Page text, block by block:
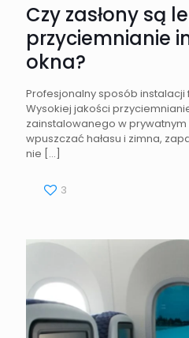
Czy zasłony są
przyciemnianie
okna?
Profesjonalny sposób instalacji
Wysokiej jakości
zainstalowanego w
wpuszczać hałasu i zimna,
nie […]
3